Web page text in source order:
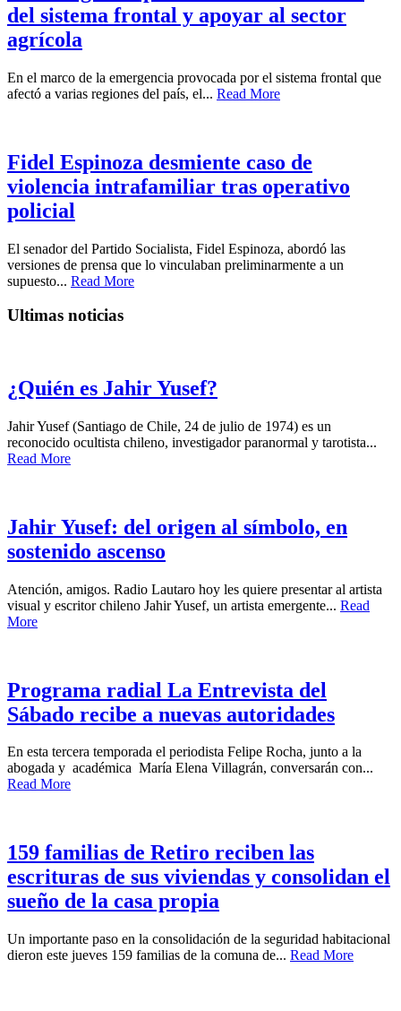
del sistema frontal y apoyar al sector
agrícola
En el marco de la emergencia provocada por el sistema frontal que
afectó a varias regiones del país, el... Read More
Fidel Espinoza desmiente caso de
violencia intrafamiliar tras operativo
policial
El senador del Partido Socialista, Fidel Espinoza, abordó las
versiones de prensa que lo vinculaban preliminarmente a un
supuesto... Read More
Ultimas noticias
¿Quién es Jahir Yusef?
Jahir Yusef (Santiago de Chile, 24 de julio de 1974) es un
reconocido ocultista chileno, investigador paranormal y tarotista...
Read More
Jahir Yusef: del origen al símbolo, en
sostenido ascenso
Atención, amigos. Radio Lautaro hoy les quiere presentar al artista
visual y escritor chileno Jahir Yusef, un artista emergente... Read
More
Programa radial La Entrevista del
Sábado recibe a nuevas autoridades
En esta tercera temporada el periodista Felipe Rocha, junto a la
abogada y académica María Elena Villagrán, conversarán con...
Read More
159 familias de Retiro reciben las
escrituras de sus viviendas y consolidan el
sueño de la casa propia
Un importante paso en la consolidación de la seguridad habitacional
dieron este jueves 159 familias de la comuna de... Read More